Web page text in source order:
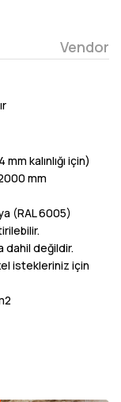
Vendor
kalınlığı için)
mm
(RAL 6005)
dahil değildir.
istekleriniz için